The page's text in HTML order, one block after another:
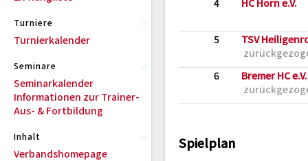
Turniere
Turnierkalender
Seminare
Seminarkalender
Informationen zur Trainer-
Aus- & Fortbildung
Inhalt
Verbandshomepage
4 HC Horn e.V.
5
TSV
6
Bremer HC
Spielplan